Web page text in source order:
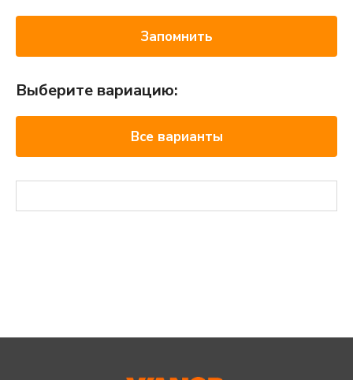
Запомнить
Выберите вариацию:
Все варианты